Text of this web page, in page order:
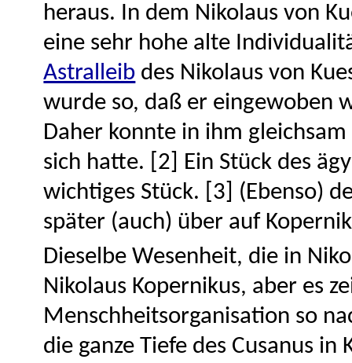
heraus. In dem Nikolaus von
eine sehr hohe alte
Astralleib des Nikolaus von
wurde so, daß er eingewoben
Daher konnte in ihm
sich hatte. [2] Ein Stück des
wichtiges Stück. [3] (Ebenso)
später (auch) über auf
Dieselbe Wesenheit, die in
Nikolaus Kopernikus, aber es
Menschheitsorganisation so
die ganze Tiefe des Cusanus